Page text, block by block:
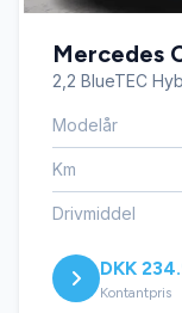
Mercedes
2,2 BlueTEC
Modelår
Km
Drivmiddel
DKK
Kontantpris